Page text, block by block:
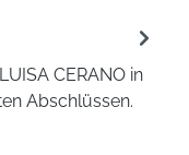
CERANO in
Abschlüssen.